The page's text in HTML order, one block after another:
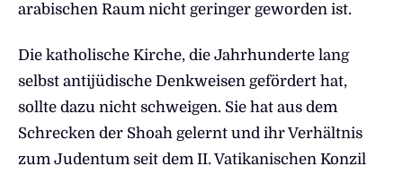
arabischen Raum nicht geringer geworden ist.
Die katholische Kirche, die Jahrhunderte lang
selbst antijüdische Denkweisen gefördert hat,
sollte dazu nicht schweigen. Sie hat aus dem
Schrecken der Shoah gelernt und ihr Verhältnis
zum Judentum seit dem II. Vatikanischen Konzil